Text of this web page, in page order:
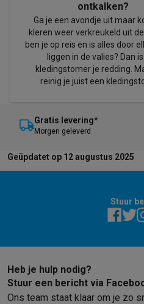
ontkalken?
Ga je een avondje uit maar
kleren weer verkreukeld uit
ben je op reis en is alles door
liggen in de valies? Dan
kledingstomer je redding.
reinig je juist een
Gratis levering*
M orgen geleverd
Geüpdatet op 12 augustus 2025
Stuur
Heb je hulp nodig?
Stuur een bericht via
Ons team staat klaar om je zo